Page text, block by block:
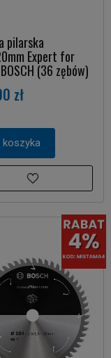
pilarska
Expert for
(36 zębów)
zł
koszyka